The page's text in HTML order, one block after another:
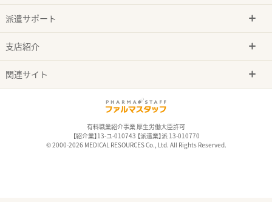
派遣サポート
支店紹介
関連サイト
有料職業紹介事業 厚生労働大臣許可
【紹介業】13-ユ-010743 【派遣業】派 13-010770
© 2000-2026 MEDICAL RESOURCES Co., Ltd. All Rights Reserved.